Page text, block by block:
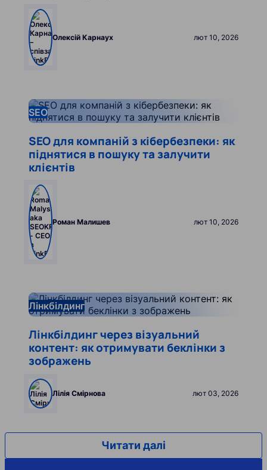
Олексій Карнаух лют 10, 2026
lfXynKjo_menu.db_translate.pages.blog-
SEO
SEO для компаній з кібербезпеки: як
піднятися в пошуку та залучити
клієнтів
Роман Малишев лют 10, 2026
lfXynKjo_menu.db_translate.pages.blog-
Лінкбілдинг
Лінкбілдинг через візуальний
контент: як отримувати беклінки з
зображень
Лілія Смірнова лют 03, 2026
Читати далі